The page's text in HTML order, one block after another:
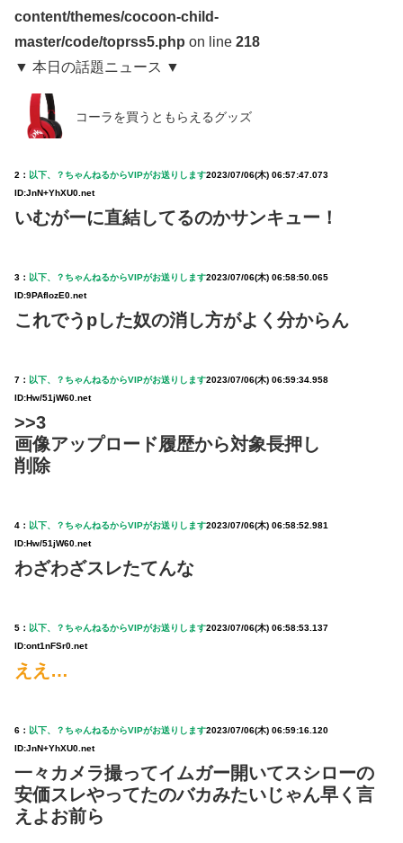
content/themes/cocoon-child-
master/code/toprss5.php on line 218
▼ 本日の話題ニュース ▼
コーラを買うともらえるグッズ
2： 以下、？ちゃんねるからVIPがお送りします2023/07/06(木) 06:57:47.073
ID:JnN+YhXU0.net
いむがーに直結してるのかサンキュー！
3： 以下、？ちゃんねるからVIPがお送りします2023/07/06(木) 06:58:50.065
ID:9PAflozE0.net
これでうpした奴の消し方がよく分からん
7： 以下、？ちゃんねるからVIPがお送りします2023/07/06(木) 06:59:34.958
ID:Hw/51jW60.net
>>3
画像アップロード履歴から対象長押し
削除
4： 以下、？ちゃんねるからVIPがお送りします2023/07/06(木) 06:58:52.981
ID:Hw/51jW60.net
わざわざスレたてんな
5： 以下、？ちゃんねるからVIPがお送りします2023/07/06(木) 06:58:53.137
ID:ont1nFSr0.net
ええ…
6： 以下、？ちゃんねるからVIPがお送りします2023/07/06(木) 06:59:16.120
ID:JnN+YhXU0.net
一々カメラ撮ってイムガー開いてスシローの
安価スレやってたのバカみたいじゃん早く言
えよお前ら